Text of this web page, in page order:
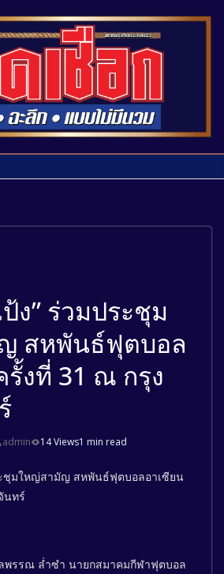
ง” ร่วมประชุม
สหพันธ์ฟุตบอล
รั้งที่ 31 ณ กรุง
admin 14 Views1 min read
ชุมใหญ่สามัญ สหพันธ์ฟุตบอลอาเซียน
นทร์
พรรณ ล่ำซำ นายกสมาคมกีฬาฟุตบอล